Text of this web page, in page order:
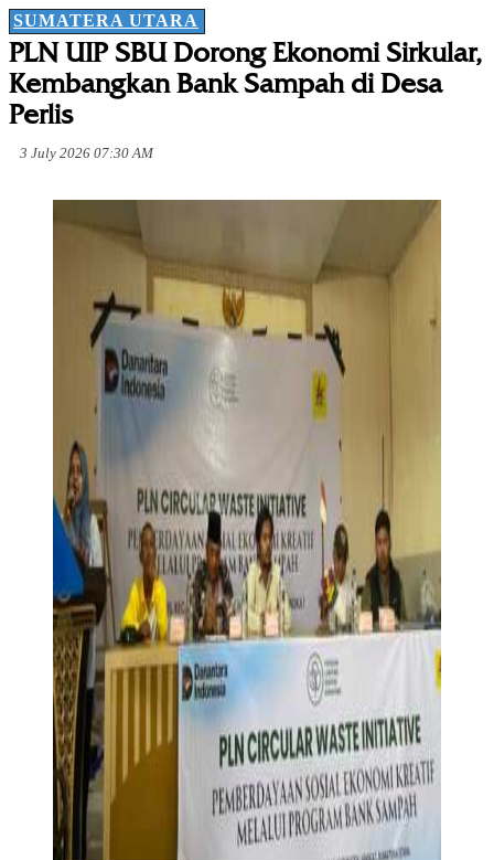
SUMATERA UTARA
PLN UIP SBU Dorong Ekonomi Sirkular,
Kembangkan Bank Sampah di Desa
Perlis
3 July 2026 07:30 AM